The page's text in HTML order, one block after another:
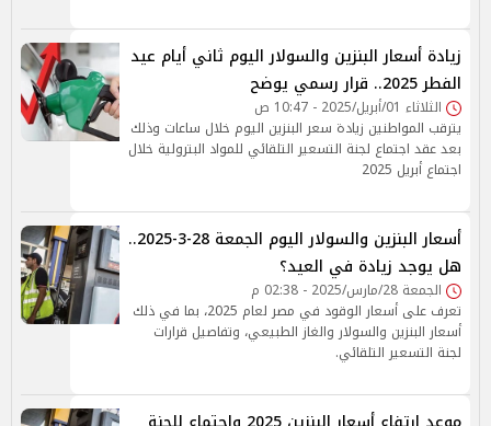
زيادة أسعار البنزين والسولار اليوم ثاني أيام عيد
الفطر 2025.. قرار رسمي يوضح
الثلاثاء 01/أبريل/2025 - 10:47 ص
يترقب المواطنين زيادة سعر البنزين اليوم خلال ساعات وذلك
بعد عقد اجتماع لجنة التسعير التلقائي للمواد البترولية خلال
اجتماع أبريل 2025
أسعار البنزين والسولار اليوم الجمعة 28-3-2025..
هل يوجد زيادة في العيد؟
الجمعة 28/مارس/2025 - 02:38 م
تعرف على أسعار الوقود في مصر لعام 2025، بما في ذلك
أسعار البنزين والسولار والغاز الطبيعي، وتفاصيل قرارات
لجنة التسعير التلقائي.